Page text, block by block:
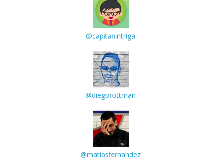
@capitanintriga
@diegorottman
@matiasfernandez